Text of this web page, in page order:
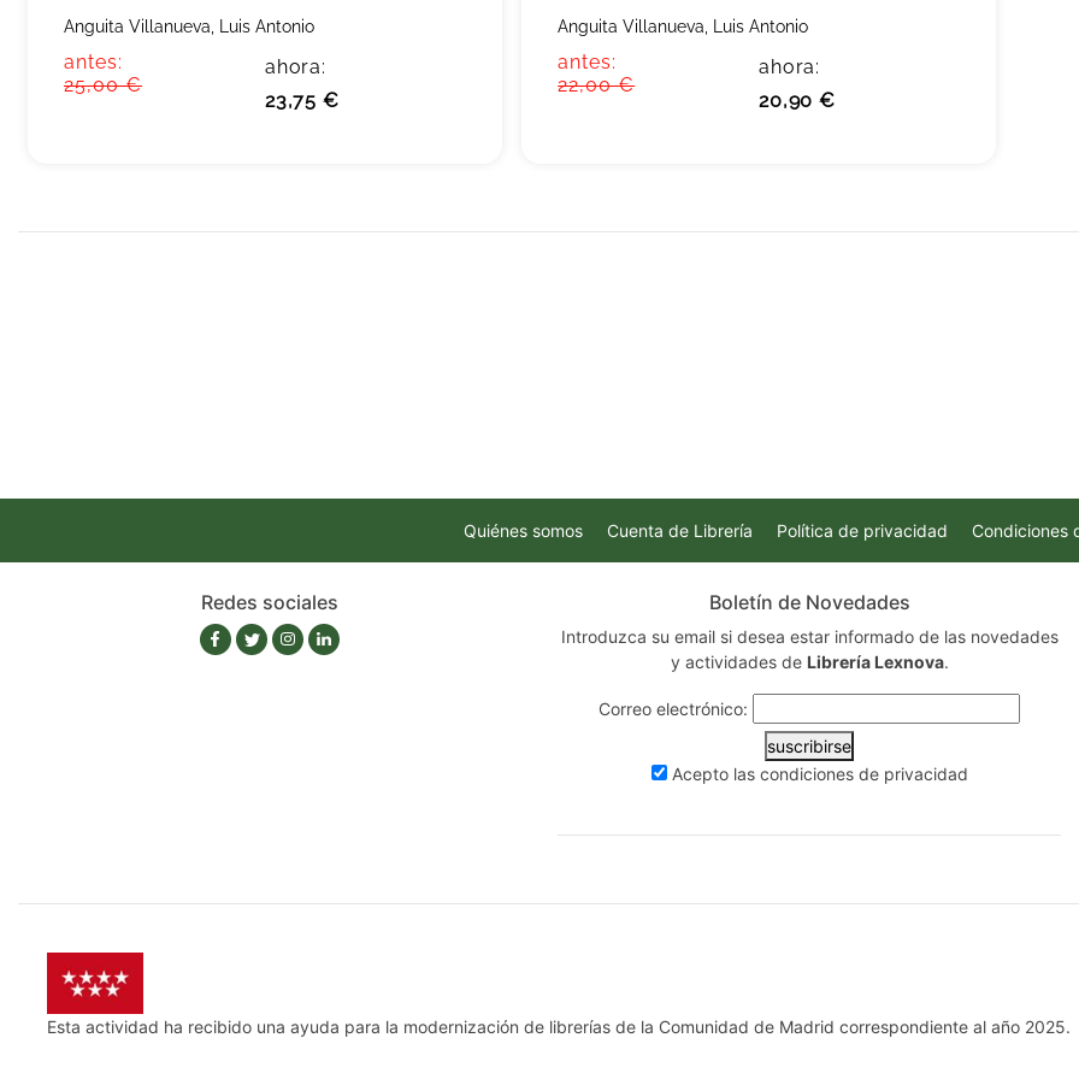
Anguita Villanueva, Luis Antonio
antes:
25,00 €
ahora:
23,75 €
Anguita Villanueva, Luis Antonio
antes:
22,00 €
ahora:
20,90 €
Quiénes somos Cuenta de Librería Política de privacidad Condiciones
Redes sociales Boletín de Novedades
Introduzca su email si desea estar informado de las novedades
y actividades de Librería Lexnova.
Correo electrónico:
suscribirse
Acepto las condiciones de privacidad
Esta actividad ha recibido una ayuda para la modernización de librerías de la Comunidad de Madrid correspondiente al año 2025.